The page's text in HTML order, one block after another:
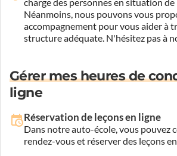
charge des personnes en situation de
Néanmoins, nous pouvons vous
accompagnement pour vous aider à
structure adéquate. N'hésitez pas à
Gérer mes heures de
ligne
Réservation de leçons en ligne
Dans notre auto-école, vous pouvez
rendez-vous et réserver des leçons